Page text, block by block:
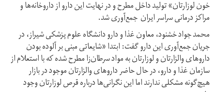
خون لوزارتان» تولید داخل مطرح و در نهایت این دارو از داروخانه‌ها و
مراکز درمانی سراسر ایران جمع‌آوری شد.
محمد جواد خشنود، معاون غذا و دارو دانشگاه علوم پزشکی شیراز، در
جریان جمع‌آوری این دارو گفت: ابتدا «شایعاتی مبنی بر آلوده بودن
داروهای والزارتان و لوزارتان به مواد سرطان‌زا مطرح شده که با استعلام از
سازمان غذا و دارو، در حال حاضر داروهای والزارتان موجود در بازار
هیچ‌گونه مشکلی ندارند اما این نگرانی‌ها درباره قرص لوزارتان وجود